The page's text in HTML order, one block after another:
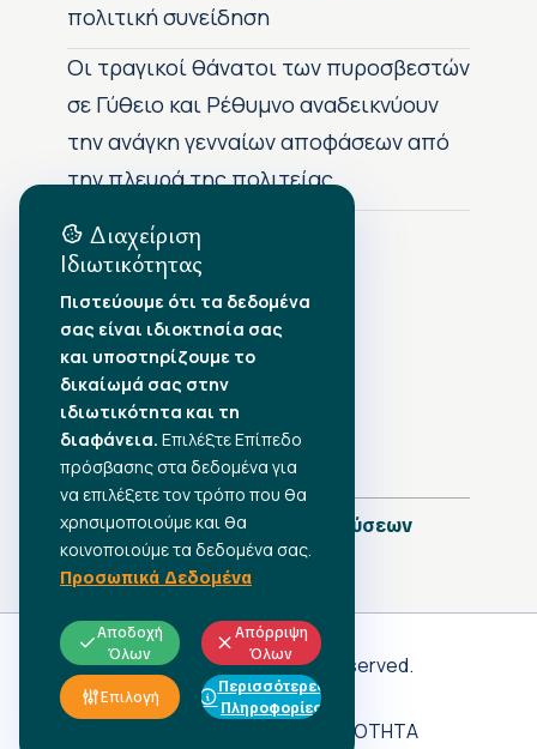
πολιτική συνείδηση
Οι τραγικοί θάνατοι των πυροσβεστών
σε Γύθειο και Ρέθυμνο αναδεικνύουν
την ανάγκη γενναίων αποφάσεων από
την πλευρά της πολιτείας
Αρχείο Δημοσιεύσεων
•Αύγουστος 2026
•Ιούλιος 2026
•Ιούνιος 2026
•Μάιος 2026
•Απρίλιος 2026
•Μάρτιος 2026
Πλήρες Ημερολόγιο Δημοσιεύσεων
Γ.Σ.Ε.Ε
© 2026 All rights reserved.
ΠΡΟΣΩΠΙΚΑ ΔΕΔΟΜΕΝΑ
ΠΡΟΣΒΑΣΙΜΟΤΗΤΑ
Διαχείριση
Ιδιωτικότητας
Πιστεύουμε ότι τα δεδομένα
σας είναι ιδιοκτησία σας
και υποστηρίζουμε το
δικαίωμά σας στην
ιδιωτικότητα και τη
διαφάνεια. Επιλέξτε Επίπεδο
πρόσβασης στα δεδομένα για
να επιλέξετε τον τρόπο που θα
χρησιμοποιούμε και θα
κοινοποιούμε τα δεδομένα σας.
Προσωπικά Δεδομένα
Αποδοχή
Όλων
Απόρριψη
Όλων
Επιλογή
Περισσότερες
Πληροφορίες